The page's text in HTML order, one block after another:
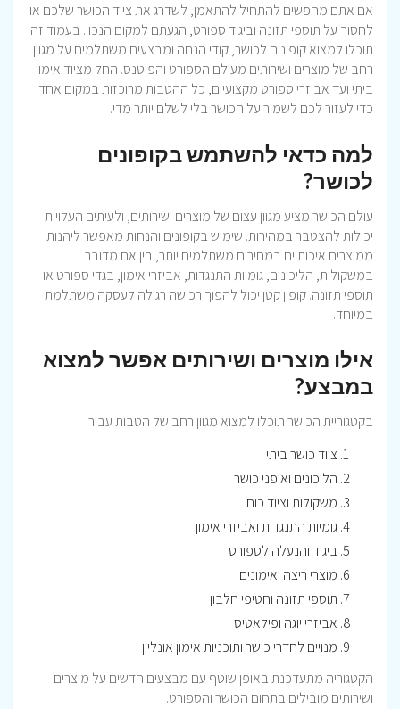
אם אתם מחפשים להתחיל להתאמן, לשדרג את ציוד הכושר שלכם או
לחסוך על תוספי תזונה וביגוד ספורט, הגעתם למקום הנכון. בעמוד זה
תוכלו למצוא קופונים לכושר, קודי הנחה ומבצעים משתלמים על מגוון
רחב של מוצרים ושירותים מעולם הספורט והפיטנס. החל מציוד אימון
ביתי ועד אביזרי ספורט מקצועיים, כל ההטבות מרוכזות במקום אחד
כדי לעזור לכם לשמור על הכושר בלי לשלם יותר מדי.
למה כדאי להשתמש בקופונים
לכושר?
עולם הכושר מציע מגוון עצום של מוצרים ושירותים, ולעיתים העלויות
יכולות להצטבר במהירות. שימוש בקופונים והנחות מאפשר ליהנות
ממוצרים איכותיים במחירים משתלמים יותר, בין אם מדובר
במשקולות, הליכונים, גומיות התנגדות, אביזרי אימון, בגדי ספורט או
תוספי תזונה. קופון קטן יכול להפוך רכישה רגילה לעסקה משתלמת
במיוחד.
אילו מוצרים ושירותים אפשר למצוא
במבצע?
בקטגוריית הכושר תוכלו למצוא מגוון רחב של הטבות עבור:
ציוד כושר ביתי
הליכונים ואופני כושר
משקולות וציוד כוח
גומיות התנגדות ואביזרי אימון
ביגוד והנעלה לספורט
מוצרי ריצה ואימונים
תוספי תזונה וחטיפי חלבון
אביזרי יוגה ופילאטיס
מנויים לחדרי כושר ותוכניות אימון אונליין
הקטגוריה מתעדכנת באופן שוטף עם מבצעים חדשים על מוצרים
ושירותים מובילים בתחום הכושר והספורט.